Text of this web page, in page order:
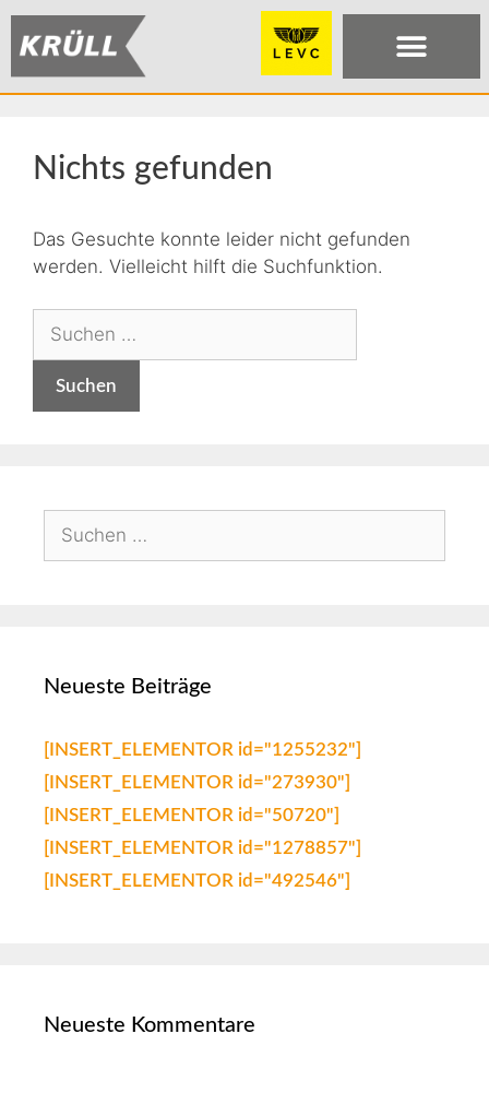
Nichts gefunden
Das Gesuchte konnte leider nicht gefunden
werden. Vielleicht hilft die Suchfunktion.
Neueste Beiträge
[INSERT_ELEMENTOR id="1255232"]
[INSERT_ELEMENTOR id="273930"]
[INSERT_ELEMENTOR id="50720"]
[INSERT_ELEMENTOR id="1278857"]
[INSERT_ELEMENTOR id="492546"]
Neueste Kommentare